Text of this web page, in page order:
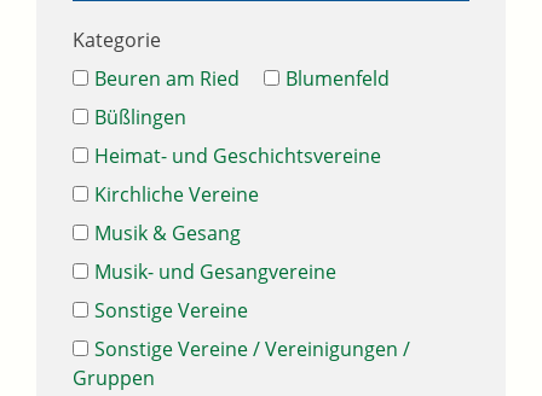
Kategorie
Beuren am Ried
Blumenfeld
Büßlingen
Heimat- und Geschichtsvereine
Kirchliche Vereine
Musik & Gesang
Musik- und Gesangvereine
Sonstige Vereine
Sonstige Vereine / Vereinigungen /
Gruppen